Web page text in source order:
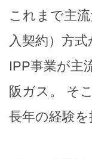
これまで主
入契約）方
IPP事業が主
阪ガス。 そ
長年の経験